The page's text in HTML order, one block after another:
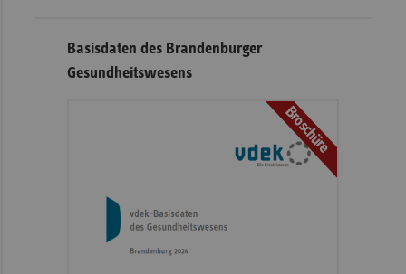
Basisdaten des Brandenburger
Gesundheitswesens
Broschüre